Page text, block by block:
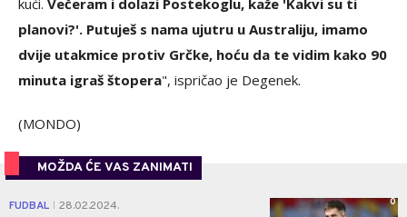
kući. Večeram i dolazi Postekoglu, kaže 'Kakvi su ti
planovi?'. Putuješ s nama ujutru u Australiju, imamo
dvije utakmice protiv Grčke, hoću da te vidim kako 90
minuta igraš štopera", ispričao je Degenek.
(MONDO)
MOŽDA ĆE VAS ZANIMATI
FUDBAL 28.02.2024. 0